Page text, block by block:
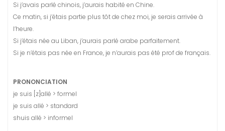
Si j’avais parlé chinois, j’aurais habité en Chine.
Ce matin, si j’étais partie plus tôt de chez moi, je serais arrivée à
l’heure.
Si j’étais née au Liban, j’aurais parlé arabe parfaitement.
Si je n’étais pas née en France, je n’aurais pas été prof de français.
PRONONCIATION
je suis [z]allé > formel
je suis allé > standard
shuis allé > informel